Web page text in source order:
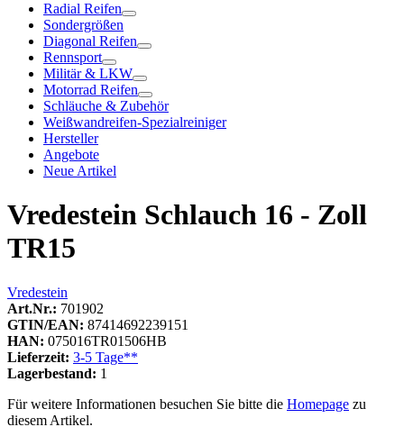
Radial Reifen
Sondergrößen
Diagonal Reifen
Rennsport
Militär & LKW
Motorrad Reifen
Schläuche & Zubehör
Weißwandreifen-Spezialreiniger
Hersteller
Angebote
Neue Artikel
Vredestein Schlauch 16 - Zoll
TR15
Vredestein
Art.Nr.: 701902
GTIN/EAN: 87414692239151
HAN: 075016TR01506HB
Lieferzeit: 3-5 Tage**
Lagerbestand: 1
Für weitere Informationen besuchen Sie bitte die Homepage zu
diesem Artikel.